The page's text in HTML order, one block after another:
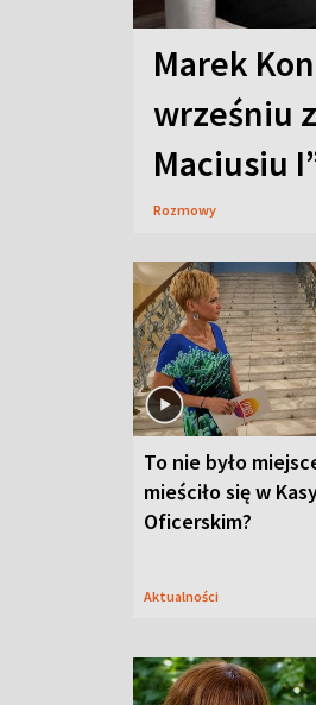
Marek
wrześniu
Maciusiu
Rozmowy
To nie było
mieściło się w
Oficerskim?
Aktualności